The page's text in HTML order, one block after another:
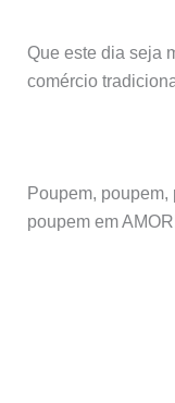
Que este dia seja
comércio
Poupem,
poupem em